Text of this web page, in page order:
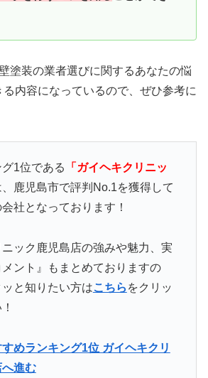
塗装の業者選びに関するあなたの悩
内容になっているので、ぜひ参考に
1位である
「ガイヘキクリニッ
、鹿児島市で評判No.1を獲得して
社となっております！
ニック鹿児島店の強みや魅力、実
ント』もまとめておりますの
と知りたい方はこちら をクリッ
めランキング1位 ガイヘキクリ
進む